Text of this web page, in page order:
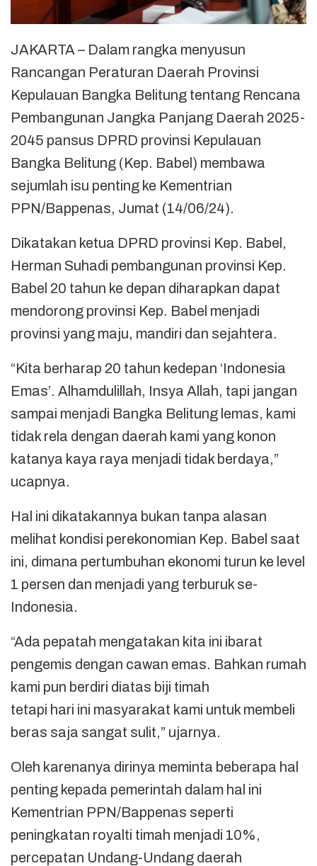
JAKARTA – Dalam rangka menyusun
Rancangan Peraturan Daerah Provinsi
Kepulauan Bangka Belitung tentang Rencana
Pembangunan Jangka Panjang Daerah 2025-
2045 pansus DPRD provinsi Kepulauan
Bangka Belitung (Kep. Babel) membawa
sejumlah isu penting ke Kementrian
PPN/Bappenas, Jumat (14/06/24).
Dikatakan ketua DPRD provinsi Kep. Babel,
Herman Suhadi pembangunan provinsi Kep.
Babel 20 tahun ke depan diharapkan dapat
mendorong provinsi Kep. Babel menjadi
provinsi yang maju, mandiri dan sejahtera.
“Kita berharap 20 tahun kedepan ‘Indonesia
Emas’. Alhamdulillah, Insya Allah, tapi jangan
sampai menjadi Bangka Belitung lemas, kami
tidak rela dengan daerah kami yang konon
katanya kaya raya menjadi tidak berdaya,”
ucapnya.
Hal ini dikatakannya bukan tanpa alasan
melihat kondisi perekonomian Kep. Babel saat
ini, dimana pertumbuhan ekonomi turun ke level
1 persen dan menjadi yang terburuk se-
Indonesia.
“Ada pepatah mengatakan kita ini ibarat
pengemis dengan cawan emas. Bahkan rumah
kami pun berdiri diatas biji timah
tetapi hari ini masyarakat kami untuk membeli
beras saja sangat sulit,” ujarnya.
Oleh karenanya dirinya meminta beberapa hal
penting kepada pemerintah dalam hal ini
Kementrian PPN/Bappenas seperti
peningkatan royalti timah menjadi 10%,
percepatan Undang-Undang daerah